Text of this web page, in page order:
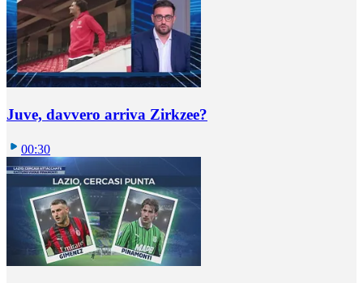
Juve, davvero arriva Zirkzee?
00:30